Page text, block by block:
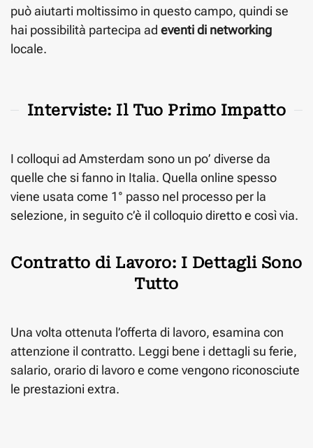
può aiutarti moltissimo in questo campo, quindi se
hai possibilità partecipa ad eventi di networking
locale.
Interviste: Il Tuo Primo Impatto
I colloqui ad Amsterdam sono un po’ diverse da
quelle che si fanno in Italia. Quella online spesso
viene usata come 1° passo nel processo per la
selezione, in seguito c’è il colloquio diretto e così via.
Contratto di Lavoro: I Dettagli Sono
Tutto
Una volta ottenuta l’offerta di lavoro, esamina con
attenzione il contratto. Leggi bene i dettagli su ferie,
salario, orario di lavoro e come vengono riconosciute
le prestazioni extra.